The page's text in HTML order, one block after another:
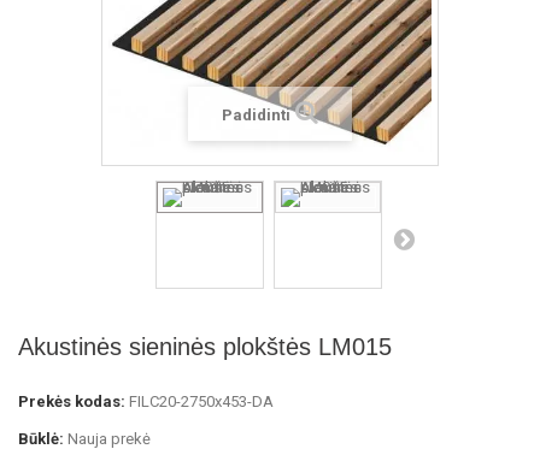
Padidinti
Akustinės sieninės plokštės LM015
Prekės kodas: FILC20-2750x453-DA
Būklė: Nauja prekė